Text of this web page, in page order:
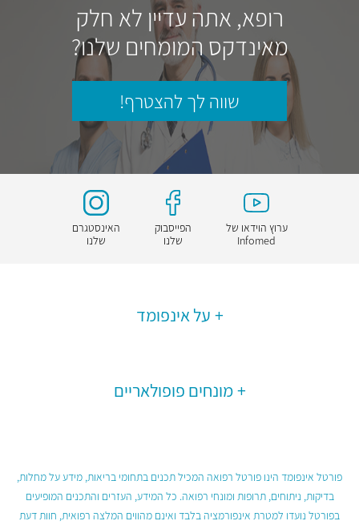
רופא, אתה עדיין לא חלק
מאינדקס המומחים שלנו?
שווה לך להצטרף!
ערוץ הוידאו של
Infomed
הפייסבוק
שלנו
האינסטגרם
שלנו
על אינפומד
מונחים פופולאריים
פורטל אינפומד הינו פורטל רפואה המכיל תכנים בתחומי בריאות, מידע על מחלות,
בדיקות, ניתוחים, תרופות ומונחי רפואה. כל המידע, העזרים והתכנים המופיעים
בפורטל נועדו למטרת אינפורמציה בלבד ואינם מהווים המלצה רפואית, חוות דעת